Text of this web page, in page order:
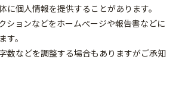
個人情報を提供することがあります。
ションなどをホームぺージや報告書などに
す。
数などを調整する場合もありますがご承知